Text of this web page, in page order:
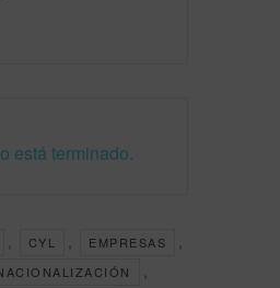
está terminado.
, CYL , EMPRESAS ,
,